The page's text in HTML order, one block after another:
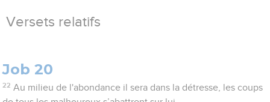
Versets relatifs
Job 20
22 Au milieu de l'abondance il sera dans la détresse, les coups